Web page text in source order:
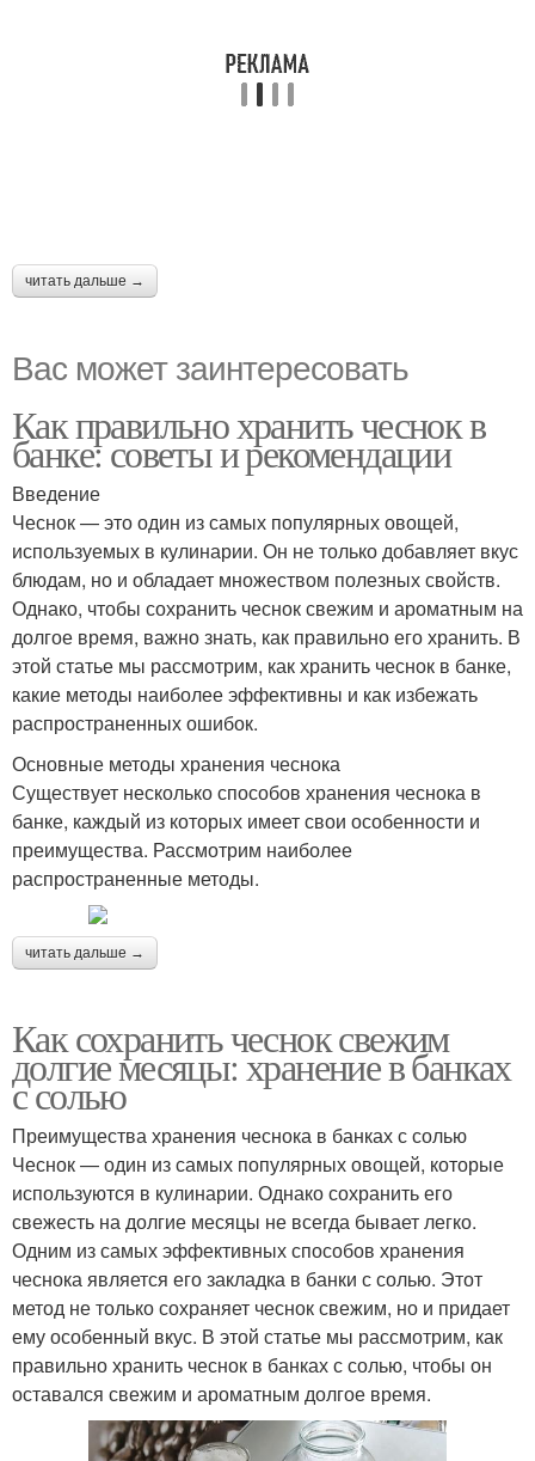
читать дальше →
Вас может заинтересовать
Как правильно хранить чеснок в
банке: советы и рекомендации
Введение
Чеснок — это один из самых популярных овощей,
используемых в кулинарии. Он не только добавляет вкус
блюдам, но и обладает множеством полезных свойств.
Однако, чтобы сохранить чеснок свежим и ароматным на
долгое время, важно знать, как правильно его хранить. В
этой статье мы рассмотрим, как хранить чеснок в банке,
какие методы наиболее эффективны и как избежать
распространенных ошибок.
Основные методы хранения чеснока
Существует несколько способов хранения чеснока в
банке, каждый из которых имеет свои особенности и
преимущества. Рассмотрим наиболее
распространенные методы.
читать дальше →
Как сохранить чеснок свежим
долгие месяцы: хранение в банках
с солью
Преимущества хранения чеснока в банках с солью
Чеснок — один из самых популярных овощей, которые
используются в кулинарии. Однако сохранить его
свежесть на долгие месяцы не всегда бывает легко.
Одним из самых эффективных способов хранения
чеснока является его закладка в банки с солью. Этот
метод не только сохраняет чеснок свежим, но и придает
ему особенный вкус. В этой статье мы рассмотрим, как
правильно хранить чеснок в банках с солью, чтобы он
оставался свежим и ароматным долгое время.